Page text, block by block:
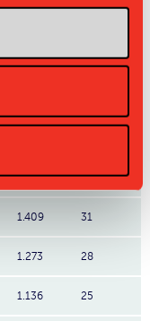
1.955 43
1.591 35
1.409 31
1.273 28
1.136 25